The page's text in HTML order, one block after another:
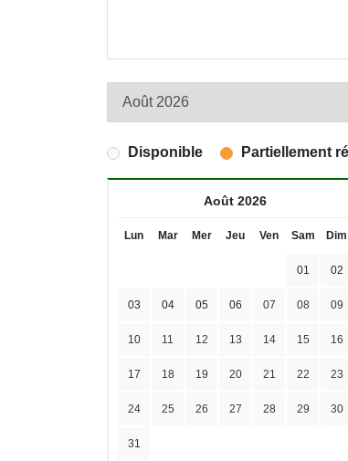
Disponible Partiellement
Août 2026
Lun Mar Mer Jeu Ven Sam Dim
01 02
03 04 05 06 07 08 09
10 11 12 13 14 15 16
17 18 19 20 21 22 23
24 25 26 27 28 29 30
31